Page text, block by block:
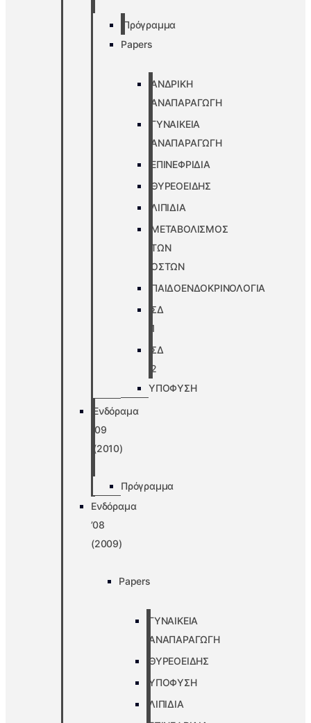
Πρόγραμμα
Papers
ΑΝΔΡΙΚΗ
ΑΝΑΠΑΡΑΓΩΓΗ
ΓΥΝΑΙΚΕΙΑ
ΑΝΑΠΑΡΑΓΩΓΗ
ΕΠΙΝΕΦΡΙΔΙΑ
ΘΥΡΕΟΕΙΔΗΣ
ΛΙΠΙΔΙΑ
ΜΕΤΑΒΟΛΙΣΜΟΣ
ΤΩΝ
ΟΣΤΩΝ
ΠΑΙΔΟΕΝΔΟΚΡΙΝΟΛΟΓΙΑ
ΣΔ
1
ΣΔ
2
ΥΠΟΦΥΣΗ
Ενδόραμα
’09
(2010)
Πρόγραμμα
Ενδόραμα
’08
(2009)
Papers
ΓΥΝΑΙΚΕΙΑ
ΑΝΑΠΑΡΑΓΩΓΗ
ΘΥΡΕΟΕΙΔΗΣ
ΥΠΟΦΥΣΗ
ΛΙΠΙΔΙΑ